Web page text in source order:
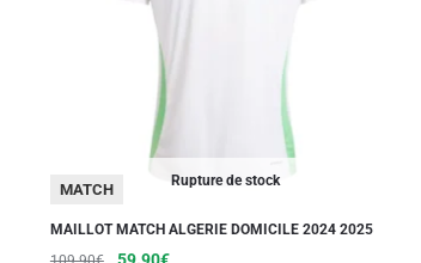
Rupture de stock
MATCH
MAILLOT MATCH ALGERIE DOMICILE 2024 2025
Le
Le
Ce